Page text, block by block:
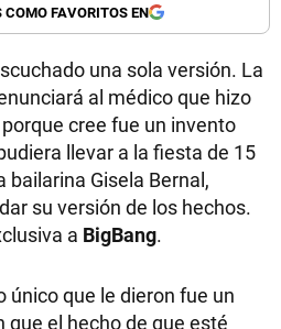
COMO FAVORITOS EN
una sola versión. La
al médico que hizo
cree fue un invento
llevar a la fiesta de 15
bailarina Gisela Bernal,
su versión de los hechos.
a BigBang.
único que le dieron fue un
el hecho de que esté